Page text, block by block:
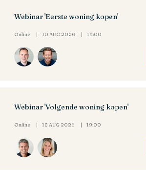
Webinar 'Eerste woning kopen'
Online 10 AUG 2026 19:00
Webinar 'Volgende woning kopen'
Online 18 AUG 2026 19:00